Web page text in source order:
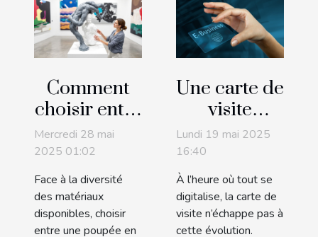
Comment
choisir entre
une poupée
en silicone
et une en
TPE ?
Mercredi 28 mai
2025 01:02
Face à la diversité
des matériaux
disponibles, choisir
entre une poupée en
Une carte de
visite
virtuelle
peut-elle
marcher
sans QR
Code ?
Lundi 19 mai 2025
16:40
À l’heure où tout se
digitalise, la carte de
visite n’échappe pas à
cette évolution.